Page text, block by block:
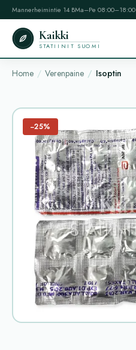
Mannerheimintie 14 BMa–Pe 08:00–18:00
Kaikki
STATIINIT SUOMI
Home Verenpaine Isoptin
−25%